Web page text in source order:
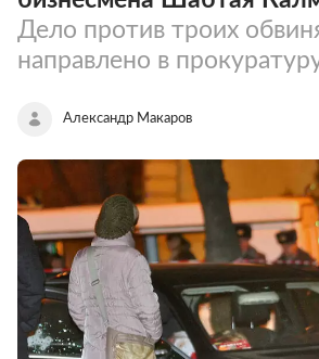
Дело против троих
направлено в
Александр Макаров